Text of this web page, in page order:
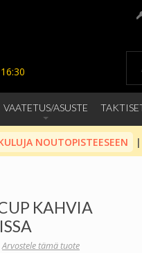
VAATETUS/ASUSTE
NOUTOPISTEESEEN
KAHVIA
Arvostele tämä tuote